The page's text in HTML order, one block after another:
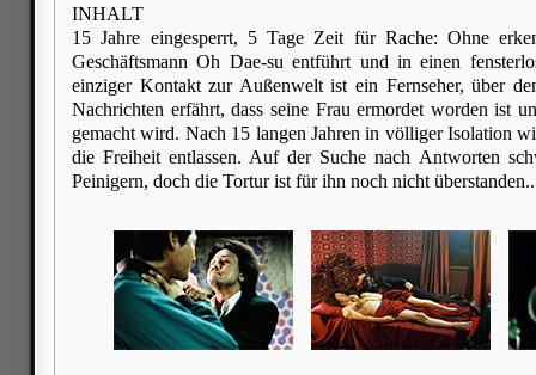
INHALT
15 Jahre eingesperrt, 5 Tage Zeit für Rache: Ohne
Geschäftsmann Oh Dae-su entführt und in einen
einziger Kontakt zur Außenwelt ist ein Fernseher, über
Nachrichten erfährt, dass seine Frau ermordet worden ist
gemacht wird. Nach 15 langen Jahren in völliger Isolation
die Freiheit entlassen. Auf der Suche nach Antworten
Peinigern, doch die Tortur ist für ihn noch nicht